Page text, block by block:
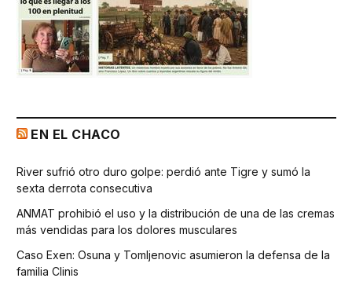
EN EL CHACO
River sufrió otro duro golpe: perdió ante Tigre y sumó la
sexta derrota consecutiva
ANMAT prohibió el uso y la distribución de una de las cremas
más vendidas para los dolores musculares
Caso Exen: Osuna y Tomljenovic asumieron la defensa de la
familia Clinis